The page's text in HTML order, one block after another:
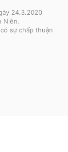
24.3.2020
Niên.
sự chấp thuận